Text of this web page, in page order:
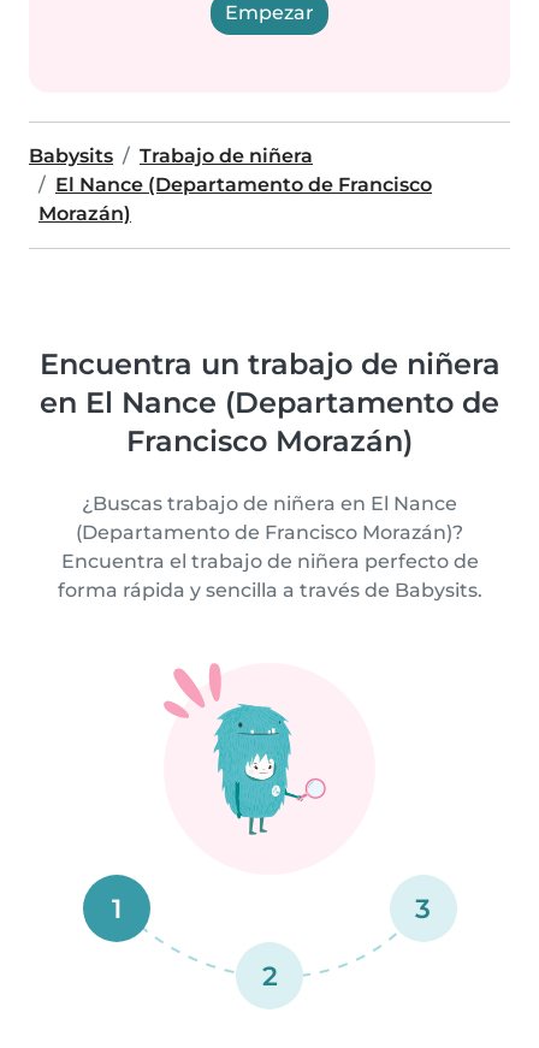
Empezar
Babysits
Trabajo de niñera
El Nance (Departamento de Francisco
Morazán)
Encuentra un trabajo de niñera
en El Nance (Departamento de
Francisco Morazán)
¿Buscas trabajo de niñera en El Nance
(Departamento de Francisco Morazán)?
Encuentra el trabajo de niñera perfecto de
forma rápida y sencilla a través de Babysits.
1
2
3